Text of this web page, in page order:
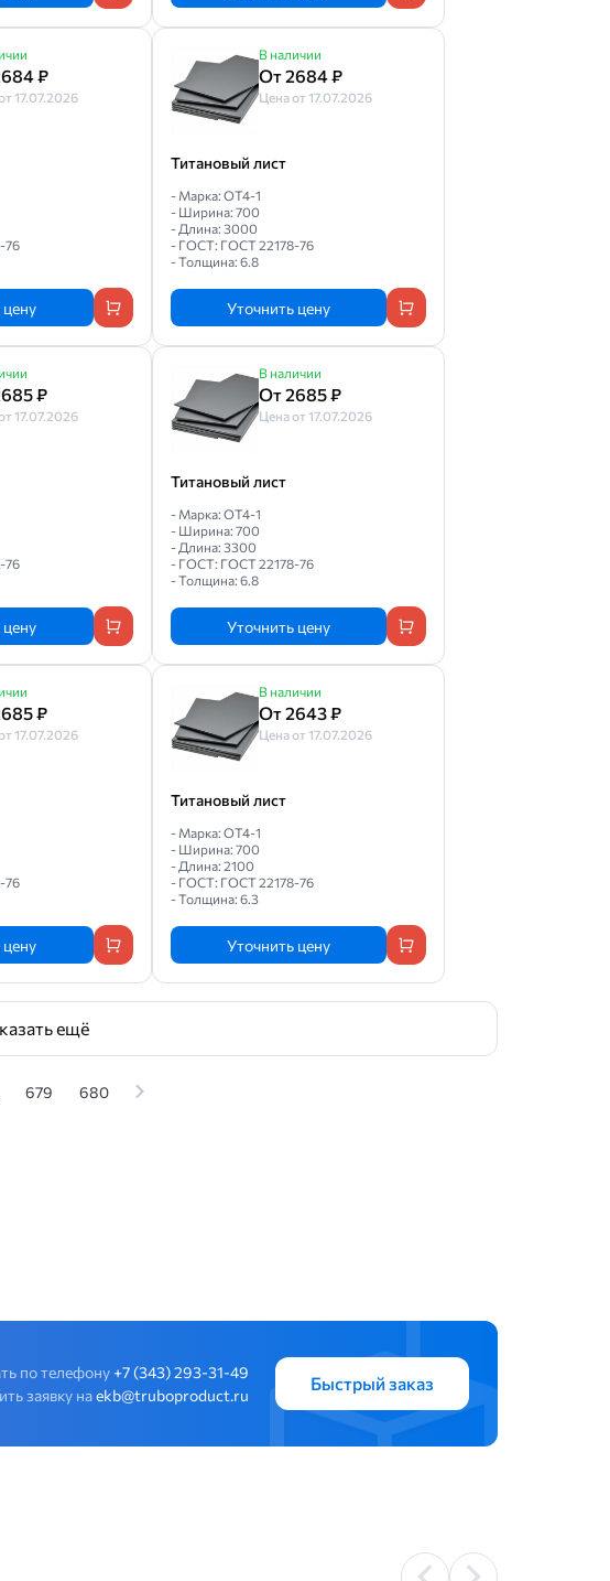
₽
17.07.2026
76
В наличии
От 2684 ₽
Цена от 17.07.2026
Титановый лист
- Марка: ОТ4-1
- Ширина: 700
- Длина: 3000
- ГОСТ: ГОСТ 22178-76
- Толщина: 6.8
Уточнить цену
₽
17.07.2026
76
В наличии
От 2685 ₽
Цена от 17.07.2026
Титановый лист
- Марка: ОТ4-1
- Ширина: 700
- Длина: 3300
- ГОСТ: ГОСТ 22178-76
- Толщина: 6.8
Уточнить цену
₽
17.07.2026
76
В наличии
От 2643 ₽
Цена от 17.07.2026
Титановый лист
- Марка: ОТ4-1
- Ширина: 700
- Длина: 2100
- ГОСТ: ГОСТ 22178-76
- Толщина: 6.3
Уточнить цену
ещё
679 680
по телефону +7 (343) 293-31-49
заявку наekb@truboproduct.ru
Быстрый заказ